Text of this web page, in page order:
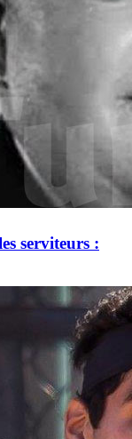
serviteurs :